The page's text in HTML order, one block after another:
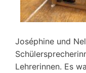
Joséphine und
Lehrerinnen. Es